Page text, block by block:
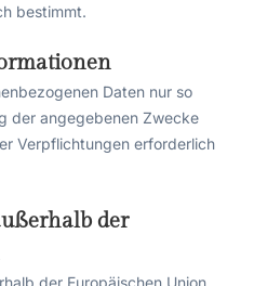
bestimmt.
Daten nur so
der angegebenen Zwecke
Verpflichtungen erforderlich
der
der Europäischen Union